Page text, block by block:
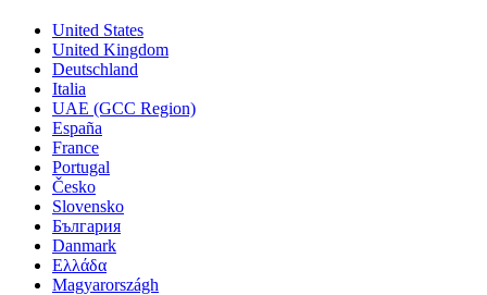
United States
United Kingdom
Deutschland
Italia
UAE (GCC Region)
España
France
Portugal
Česko
Slovensko
България
Danmark
Ελλάδα
Magyarországh